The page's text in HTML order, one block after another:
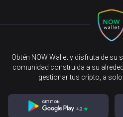
Obtén NOW Wallet y disfruta de su
comunidad construida a su
gestionar tus cripto, a